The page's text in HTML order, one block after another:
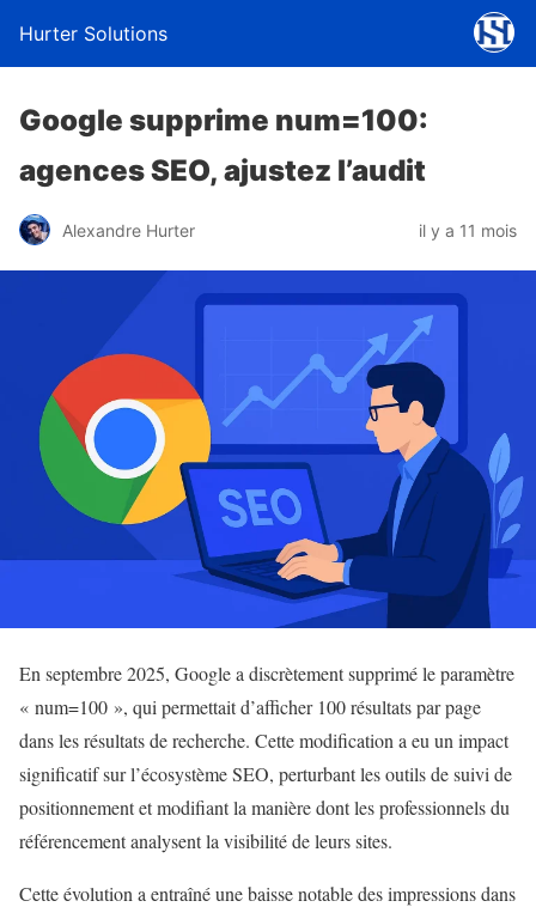
Hurter Solutions
Google supprime num=100:
agences SEO, ajustez l’audit
Alexandre Hurter il y a 11 mois
En septembre 2025, Google a discrètement supprimé le paramètre
« num=100 », qui permettait d’afficher 100 résultats par page
dans les résultats de recherche. Cette modification a eu un impact
significatif sur l’écosystème SEO, perturbant les outils de suivi de
positionnement et modifiant la manière dont les professionnels du
référencement analysent la visibilité de leurs sites.
Cette évolution a entraîné une baisse notable des impressions dans